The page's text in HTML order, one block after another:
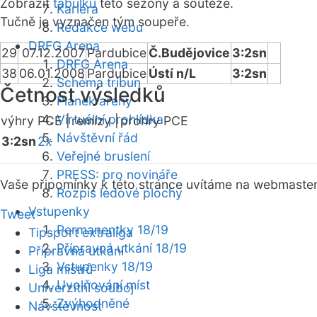
Kariéra
Redakce webu
DRFG Arena
DRFG Arena
Schéma tribun
Plánek areny
Virtuální prohlídka
Návštěvní řád
Veřejné bruslení
PRESS: pro novináře
Rozpis ledové plochy
Vstupenky
Permanentky 18/19
Přípravná utkání 18/19
Vstupenky 18/19
Uvolňování míst
Zvýhodněné
Zobrazit tabulku této sezóny a soutěže.
Tučně je vyznačen tým soupeře.
29 07.12.2007PardubiceČ.Budějovice 3:2sn
38 06.01.2008PardubiceÚstí n/L 3:2sn
Četnost výsledků
výhry PCE |remízy |prohry PCE
3:2sn2x
Vaše připomínky k této stránce uvítáme na webmaster
Tweet
Tipsport extraliga
Přípravná utkání
Liga mistrů
Univerzitní souboj
Návštěvnost